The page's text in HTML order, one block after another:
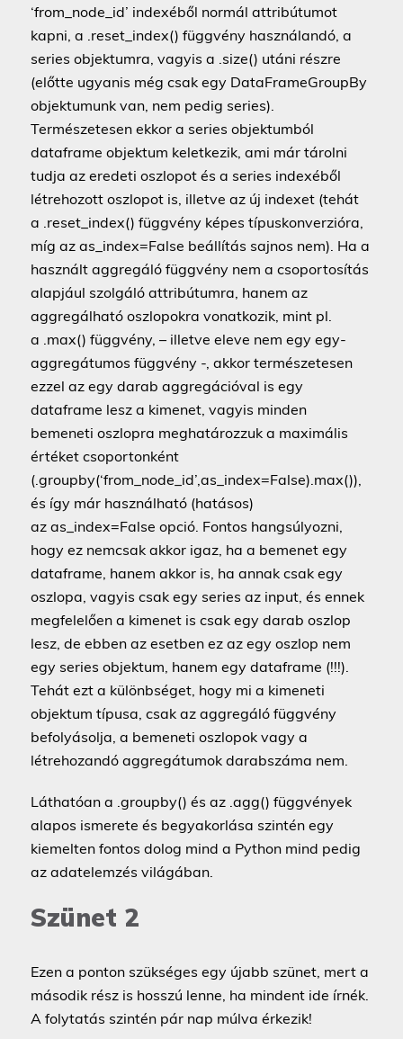
‘from_node_id’ indexéből normál attribútumot
kapni, a .reset_index() függvény használandó, a
series objektumra, vagyis a .size() utáni részre
(előtte ugyanis még csak egy DataFrameGroupBy
objektumunk van, nem pedig series).
Természetesen ekkor a series objektumból
dataframe objektum keletkezik, ami már tárolni
tudja az eredeti oszlopot és a series indexéből
létrehozott oszlopot is, illetve az új indexet (tehát
a .reset_index() függvény képes típuskonverzióra,
míg az as_index=False beállítás sajnos nem). Ha a
használt aggregáló függvény nem a csoportosítás
alapjául szolgáló attribútumra, hanem az
aggregálható oszlopokra vonatkozik, mint pl.
a .max() függvény, – illetve eleve nem egy egy-
aggregátumos függvény -, akkor természetesen
ezzel az egy darab aggregációval is egy
dataframe lesz a kimenet, vagyis minden
bemeneti oszlopra meghatározzuk a maximális
értéket csoportonként
(.groupby(‘from_node_id’,as_index=False).max()),
és így már használható (hatásos)
az as_index=False opció. Fontos hangsúlyozni,
hogy ez nemcsak akkor igaz, ha a bemenet egy
dataframe, hanem akkor is, ha annak csak egy
oszlopa, vagyis csak egy series az input, és ennek
megfelelően a kimenet is csak egy darab oszlop
lesz, de ebben az esetben ez az egy oszlop nem
egy series objektum, hanem egy dataframe (!!!).
Tehát ezt a különbséget, hogy mi a kimeneti
objektum típusa, csak az aggregáló függvény
befolyásolja, a bemeneti oszlopok vagy a
létrehozandó aggregátumok darabszáma nem.
Láthatóan a .groupby() és az .agg() függvények
alapos ismerete és begyakorlása szintén egy
kiemelten fontos dolog mind a Python mind pedig
az adatelemzés világában.
Szünet 2
Ezen a ponton szükséges egy újabb szünet, mert a
második rész is hosszú lenne, ha mindent ide írnék.
A folytatás szintén pár nap múlva érkezik!